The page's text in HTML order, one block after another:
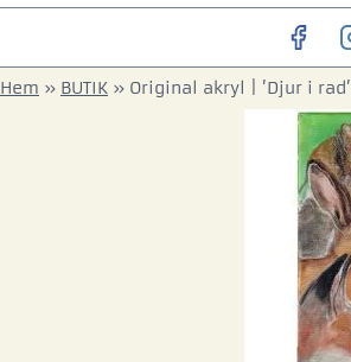
Hem » BUTIK » Original akryl | ’Djur i rad’